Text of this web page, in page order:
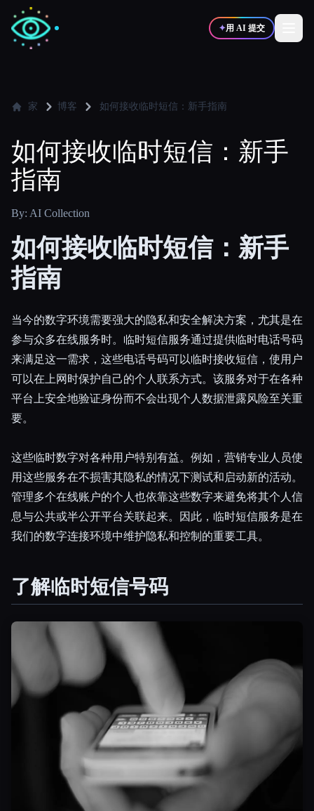
✦用 AI 提交
✍️ 写作者 🎨设计师
💻开发者 📈营销
博客
所有分类
关于
家 博客 如何接收临时短信：新手指南
如何接收临时短信：新手
指南
By: AI Collection
如何接收临时短信：新手
指南
当今的数字环境需要强大的隐私和安全解决方案，尤其是在
参与众多在线服务时。临时短信服务通过提供临时电话号码
来满足这一需求，这些电话号码可以临时接收短信，使用户
可以在上网时保护自己的个人联系方式。该服务对于在各种
平台上安全地验证身份而不会出现个人数据泄露风险至关重
要。
这些临时数字对各种用户特别有益。例如，营销专业人员使
用这些服务在不损害其隐私的情况下测试和启动新的活动。
管理多个在线账户的个人也依靠这些数字来避免将其个人信
息与公共或半公开平台关联起来。因此，临时短信服务是在
我们的数字连接环境中维护隐私和控制的重要工具。
了解临时短信号码